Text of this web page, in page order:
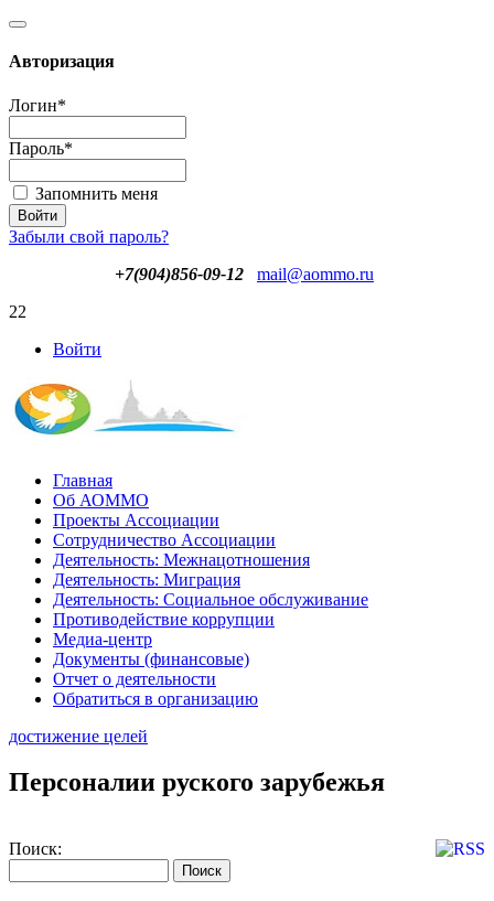
Авторизация
Логин*
Пароль*
Запомнить меня
Забыли свой пароль?
+7(904)856-09-12
mail@aommo.ru
22
Войти
Главная
Об АОММО
Проекты Ассоциации
Сотрудничество Ассоциации
Деятельность: Межнацотношения
Деятельность: Миграция
Деятельность: Социальное обслуживание
Противодействие коррупции
Медиа-центр
Документы (финансовые)
Отчет о деятельности
Обратиться в организацию
достижение целей
Персоналии руского зарубежья
Поиск: